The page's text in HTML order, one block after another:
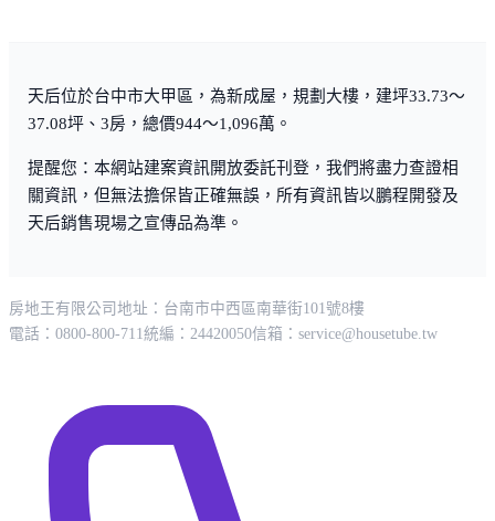
天后位於台中市大甲區，為新成屋，規劃大樓，建坪33.73～
37.08坪、3房，總價944～1,096萬。
提醒您：本網站建案資訊開放委託刊登，我們將盡力查證相
關資訊，但無法擔保皆正確無誤，所有資訊皆以鵬程開發及
天后銷售現場之宣傳品為準。
房地王有限公司 地址：台南市中西區南華街101號8樓
電話：0800-800-711統編：24420050信箱： service@housetube.tw